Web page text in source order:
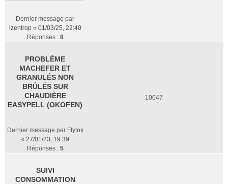
Dernier message par
izentrop« 01/03/25, 22:40
Réponses : 8
PROBLÈME
MACHEFER ET
GRANULÉS NON
BRÛLÉS SUR
CHAUDIÈRE
EASYPELL (OKOFEN)
Dernier message par Flytox
« 27/01/23, 19:39
Réponses : 5
10047
SUIVI
CONSOMMATION